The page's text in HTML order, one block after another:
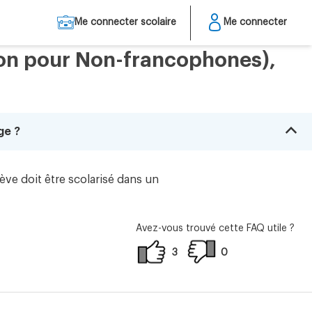
pour Non-francophones),
B
?
doit être scolarisé dans un
Avez-vous trouvé cette FAQ utile ?
3 0
Me connecter scolaire Me connecter